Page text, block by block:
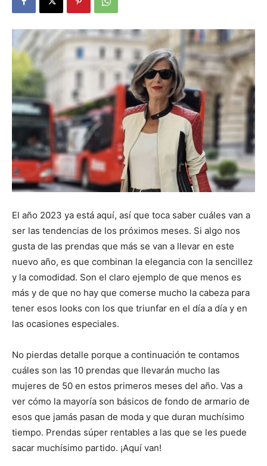
El año 2023 ya está aquí, así que toca saber cuáles van a
ser las tendencias de los próximos meses. Si algo nos
gusta de las prendas que más se van a llevar en este
nuevo año, es que combinan la elegancia con la sencillez
y la comodidad. Son el claro ejemplo de que menos es
más y de que no hay que comerse mucho la cabeza para
tener esos looks con los que triunfar en el día a día y en
las ocasiones especiales.
No pierdas detalle porque a continuación te contamos
cuáles son las 10 prendas que llevarán mucho las
mujeres de 50 en estos primeros meses del año. Vas a
ver cómo la mayoría son básicos de fondo de armario de
esos que jamás pasan de moda y que duran muchísimo
tiempo. Prendas súper rentables a las que se les puede
sacar muchísimo partido. ¡Aquí van!